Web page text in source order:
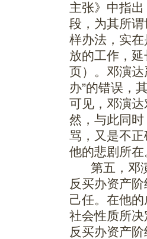
主张》中指
段，为其所
样办法，实
放的工作，
页）。邓演
办”的错误，
可见，邓演
然，与此同
骂，又是不
他的悲剧所在
第五，邓演
反买办资产
己任。在他
社会性质所
反买办资产